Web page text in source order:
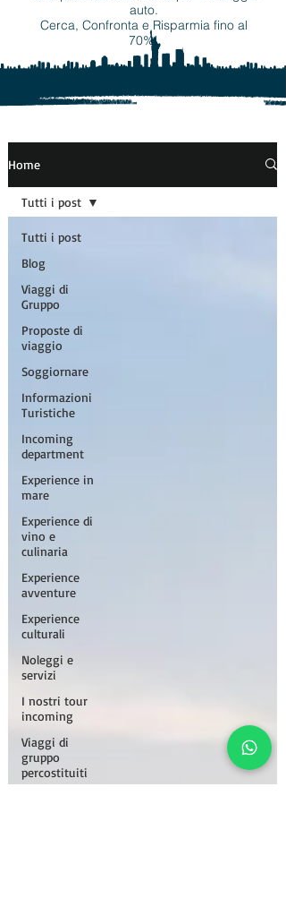
auto.
Cerca, Confronta e Risparmia fino al
70%!
Home
Tutti i post
Blog
Viaggi di
Gruppo
Proposte di
viaggio
Soggiornare
Informazioni
Turistiche
Incoming
department
Experience in
mare
Experience di
vino e
culinaria
Experience
avventure
Experience
culturali
Noleggi e
servizi
I nostri tour
incoming
Viaggi di
gruppo
percostituiti
Tutti i post